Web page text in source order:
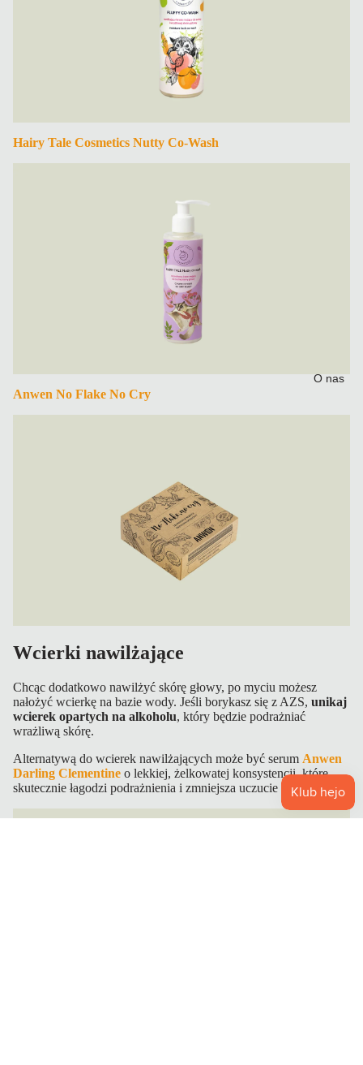
O nas
Hairy Tale Cosmetics Nutty Co-Wash
Anwen No Flake No Cry
Wcierki nawilżające
Chcąc dodatkowo nawilżyć skórę głowy, po myciu możesz
nałożyć wcierkę na bazie wody. Jeśli borykasz się z AZS, unikaj
wcierek opartych na alkoholu, który będzie podrażniać
wrażliwą skórę.
Alternatywą do wcierek nawilżających może być serum Anwen
Darling Clementine o lekkiej, żelkowatej konsystencji, które
skutecznie łagodzi podrażnienia i zmniejsza uczucie suchości.